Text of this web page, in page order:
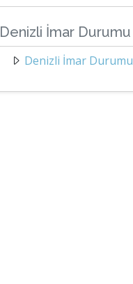
Denizli İmar Durumu
Denizli İmar Durumu